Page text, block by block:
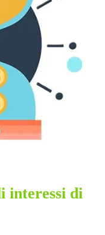
interessi di